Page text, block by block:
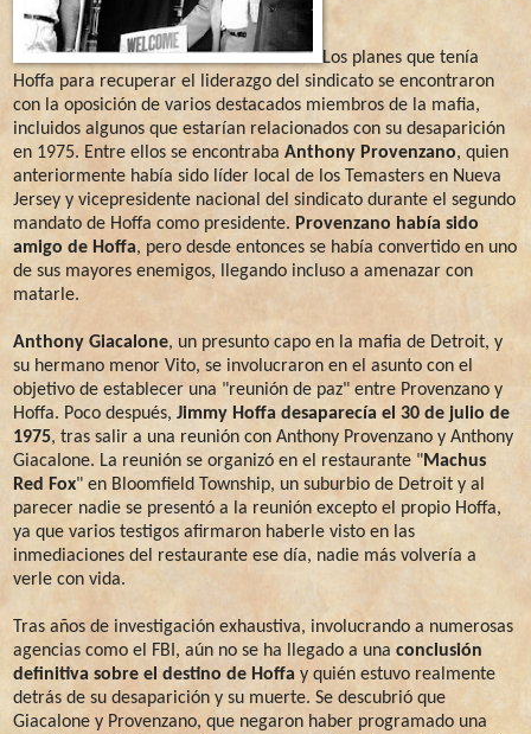
Los planes que tenía
Hoffa para recuperar el liderazgo del sindicato se encontraron
con la oposición de varios destacados miembros de la mafia,
incluidos algunos que estarían relacionados con su desaparición
en 1975. Entre ellos se encontraba Anthony Provenzano, quien
anteriormente había sido líder local de los Temasters en Nueva
Jersey y vicepresidente nacional del sindicato durante el segundo
mandato de Hoffa como presidente. Provenzano había sido
amigo de Hoffa, pero desde entonces se había convertido en uno
de sus mayores enemigos, llegando incluso a amenazar con
matarle.
Anthony Giacalone, un presunto capo en la mafia de Detroit, y
su hermano menor Vito, se involucraron en el asunto con el
objetivo de establecer una "reunión de paz" entre Provenzano y
Hoffa. Poco después, Jimmy Hoffa desaparecía el 30 de julio de
1975, tras salir a una reunión con Anthony Provenzano y Anthony
Giacalone. La reunión se organizó en el restaurante "Machus
Red Fox" en Bloomfield Township, un suburbio de Detroit y al
parecer nadie se presentó a la reunión excepto el propio Hoffa,
ya que varios testigos afirmaron haberle visto en las
inmediaciones del restaurante ese día, nadie más volvería a
verle con vida.
Tras años de investigación exhaustiva, involucrando a numerosas
agencias como el FBI, aún no se ha llegado a una conclusión
definitiva sobre el destino de Hoffa y quién estuvo realmente
detrás de su desaparición y su muerte. Se descubrió que
Giacalone y Provenzano, que negaron haber programado una